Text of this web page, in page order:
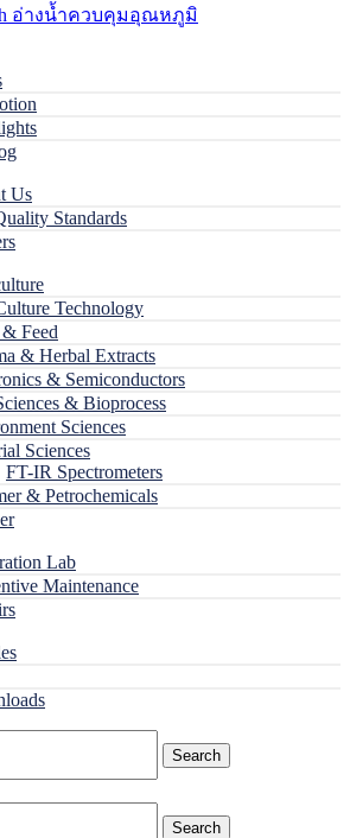
อ่างน้ำควบคุมอุณหภูมิ
Us
Standards
Technology
Feed
& Herbal Extracts
& Semiconductors
& Bioprocess
Sciences
Sciences
FT-IR Spectrometers
& Petrochemicals
Lab
Maintenance
Search
Search